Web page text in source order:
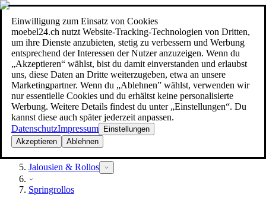
Einwilligung zum Einsatz von Cookies
moebel24.ch nutzt Website-Tracking-Technologien von Dritten,
um ihre Dienste anzubieten, stetig zu verbessern und Werbung
entsprechend der Interessen der Nutzer anzuzeigen. Wenn du
„Akzeptieren“ wählst, bist du damit einverstanden und erlaubst
uns, diese Daten an Dritte weiterzugeben, etwa an unsere
Marketingpartner. Wenn du „Ablehnen” wählst, verwenden wir
nur essentielle Cookies und du erhältst keine personalisierte
Werbung. Weitere Details findest du unter „Einstellungen“. Du
kannst diese auch später jederzeit anpassen.
DatenschutzImpressum
Einstellungen
Akzeptieren
Ablehnen
Suche
moebel dir den besten Preis!moebel dir den besten Preis!
Heimtextilien
Jalousien & Rollos
Springrollos